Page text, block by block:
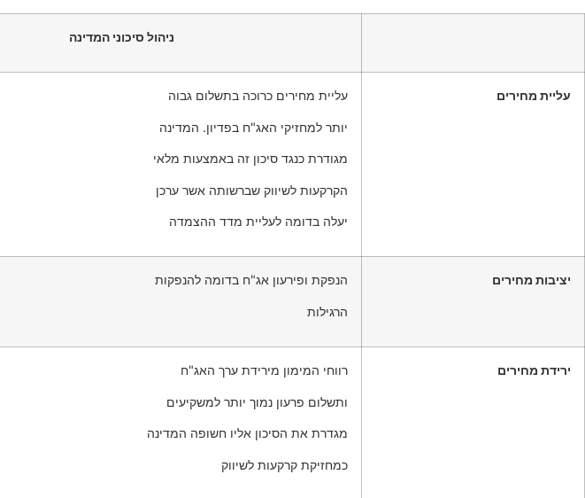
ניהול סיכוני המדינה
עליית מחירים עליית מחירים כרוכה בתשלום גבוה
יותר למחזיקי האג"ח בפדיון. המדינה
מגודרת כנגד סיכון זה באמצעות מלאי
הקרקעות לשיווק שברשותה אשר ערכן
יעלה בדומה לעליית מדד ההצמדה
יציבות מחירים הנפקת ופירעון אג"ח בדומה להנפקות
הרגילות
ירידת מחירים רווחי המימון מירידת ערך האג"ח
ותשלום פרעון נמוך יותר למשקיעים
מגדרת את הסיכון אליו חשופה המדינה
כמחזיקת קרקעות לשיווק